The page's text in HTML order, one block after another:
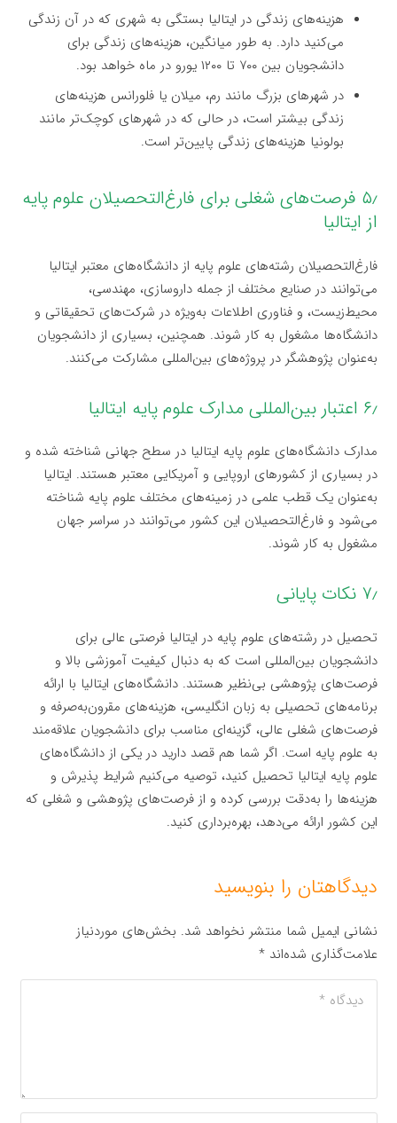
هزینه‌های زندگی در ایتالیا بستگی به شهری که در آن زندگی
می‌کنید دارد. به طور میانگین، هزینه‌های زندگی برای
دانشجویان بین ۷۰۰ تا ۱۲۰۰ یورو در ماه خواهد بود.
در شهرهای بزرگ مانند رم، میلان یا فلورانس هزینه‌های
زندگی بیشتر است، در حالی که در شهرهای کوچک‌تر مانند
بولونیا هزینه‌های زندگی پایین‌تر است.
۵٫ فرصت‌های شغلی برای فارغ‌التحصیلان علوم پایه
از ایتالیا
فارغ‌التحصیلان رشته‌های علوم پایه از دانشگاه‌های معتبر ایتالیا
می‌توانند در صنایع مختلف از جمله داروسازی، مهندسی،
محیط‌زیست، و فناوری اطلاعات به‌ویژه در شرکت‌های تحقیقاتی و
دانشگاه‌ها مشغول به کار شوند. همچنین، بسیاری از دانشجویان
به‌عنوان پژوهشگر در پروژه‌های بین‌المللی مشارکت می‌کنند.
۶٫ اعتبار بین‌المللی مدارک علوم پایه ایتالیا
مدارک دانشگاه‌های علوم پایه ایتالیا در سطح جهانی شناخته شده و
در بسیاری از کشورهای اروپایی و آمریکایی معتبر هستند. ایتالیا
به‌عنوان یک قطب علمی در زمینه‌های مختلف علوم پایه شناخته
می‌شود و فارغ‌التحصیلان این کشور می‌توانند در سراسر جهان
مشغول به کار شوند.
۷٫ نکات پایانی
تحصیل در رشته‌های علوم پایه در ایتالیا فرصتی عالی برای
دانشجویان بین‌المللی است که به دنبال کیفیت آموزشی بالا و
فرصت‌های پژوهشی بی‌نظیر هستند. دانشگاه‌های ایتالیا با ارائه
برنامه‌های تحصیلی به زبان انگلیسی، هزینه‌های مقرون‌به‌صرفه و
فرصت‌های شغلی عالی، گزینه‌ای مناسب برای دانشجویان علاقه‌مند
به علوم پایه است. اگر شما هم قصد دارید در یکی از دانشگاه‌های
علوم پایه ایتالیا تحصیل کنید، توصیه می‌کنیم شرایط پذیرش و
هزینه‌ها را به‌دقت بررسی کرده و از فرصت‌های پژوهشی و شغلی که
این کشور ارائه می‌دهد، بهره‌برداری کنید.
دیدگاهتان را بنویسید
نشانی ایمیل شما منتشر نخواهد شد. بخش‌های موردنیاز
علامت‌گذاری شده‌اند*